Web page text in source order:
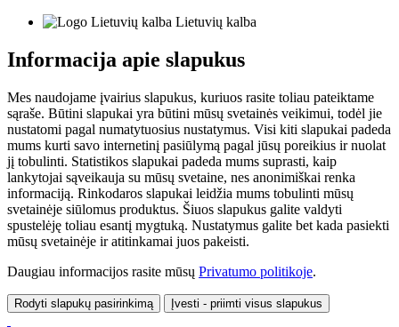
Lietuvių kalba
Informacija apie slapukus
Mes naudojame įvairius slapukus, kuriuos rasite toliau pateiktame
sąraše. Būtini slapukai yra būtini mūsų svetainės veikimui, todėl jie
nustatomi pagal numatytuosius nustatymus. Visi kiti slapukai padeda
mums kurti savo internetinį pasiūlymą pagal jūsų poreikius ir nuolat
jį tobulinti. Statistikos slapukai padeda mums suprasti, kaip
lankytojai sąveikauja su mūsų svetaine, nes anonimiškai renka
informaciją. Rinkodaros slapukai leidžia mums tobulinti mūsų
svetainėje siūlomus produktus. Šiuos slapukus galite valdyti
spustelėję toliau esantį mygtuką. Nustatymus galite bet kada pasiekti
mūsų svetainėje ir atitinkamai juos pakeisti.
Daugiau informacijos rasite mūsų Privatumo politikoje.
Rodyti slapukų pasirinkimą Įvesti - priimti visus slapukus